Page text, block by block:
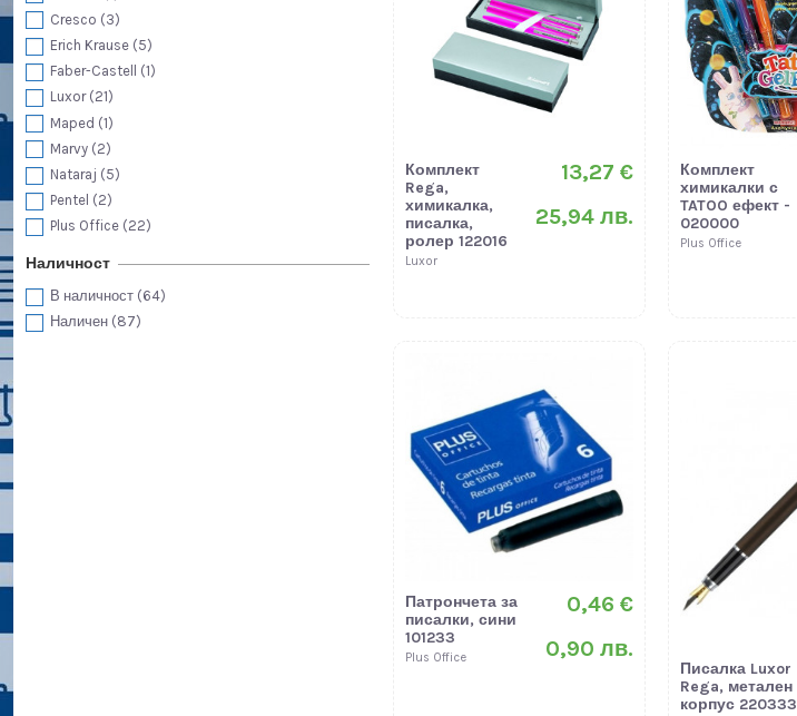
Комплект
Rega,
химикалка,
писалка,
ролер 122016
Luxor
13,27 €
25,94 лв.
Комплект
химикалки с
TATOO ефект -
020000
Plus Office
Патрончета за
писалки, сини
101233
Plus Office
0,46 €
0,90 лв.
Писалка Luxor
Rega, метален
корпус 220333
Cresco (3)
Erich Krause (5)
Faber-Castell (1)
Luxor (21)
Maped (1)
Marvy (2)
Nataraj (5)
Pentel (2)
Plus Office (22)
Наличност
В наличност (64)
Наличен (87)